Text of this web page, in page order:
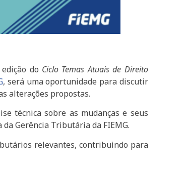
do Ciclo Temas Atuais de Direito
, será uma oportunidade para discutir
alterações propostas.
técnica sobre as mudanças e seus
Gerência Tributária da FIEMG.
relevantes, contribuindo para